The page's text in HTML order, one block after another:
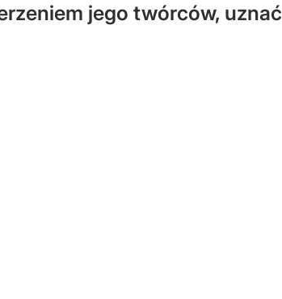
jego twórców, uznać